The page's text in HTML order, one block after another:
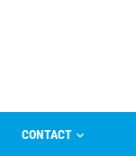
CONTACT